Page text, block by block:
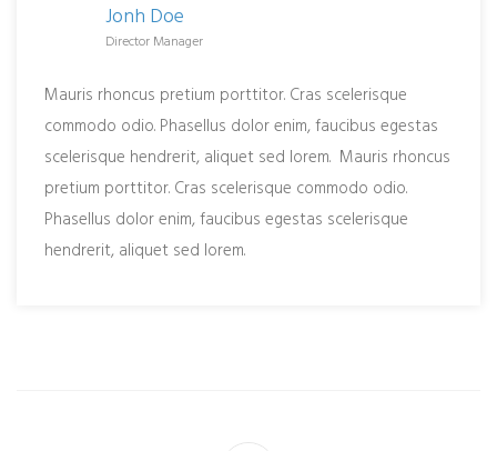
Jonh Doe
Director Manager
Mauris rhoncus pretium porttitor. Cras scelerisque
commodo odio. Phasellus dolor enim, faucibus egestas
scelerisque hendrerit, aliquet sed lorem. Mauris rhoncus
pretium porttitor. Cras scelerisque commodo odio.
Phasellus dolor enim, faucibus egestas scelerisque
hendrerit, aliquet sed lorem.